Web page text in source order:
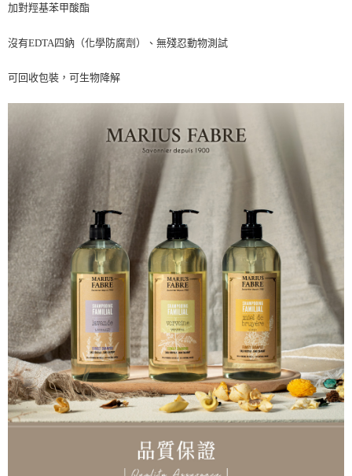
加對羥基苯甲酸酯
沒有EDTA四鈉（化學防腐劑）、 無殘忍動物測試
可回收包裝，可生物降解